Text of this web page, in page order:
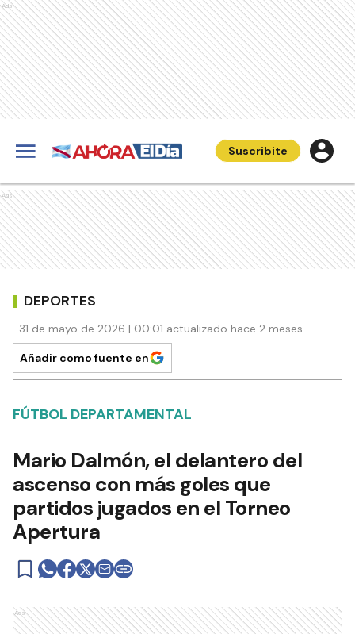
Ads
Suscribite
Ads
DEPORTES
31 de mayo de 2026 | 00:01 actualizado hace 2 meses
Añadir como fuente en
FÚTBOL DEPARTAMENTAL
Mario Dalmón, el delantero del
ascenso con más goles que
partidos jugados en el Torneo
Apertura
Ads